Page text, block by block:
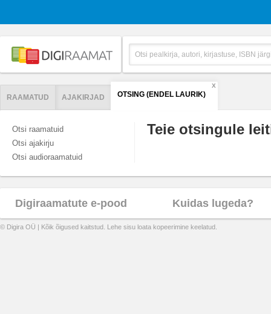
RAAMATUD AJAKIRJAD OTSING (ENDEL LAURIK)
X
Otsi raamatuid
Otsi ajakirju
Otsi audioraamatuid
Teie otsingule
Digiraamatute e-pood Kuidas lugeda?
© Digira OÜ | Kõik õigused kaitstud. Lehe sisu loata kopeerimine keelatud.